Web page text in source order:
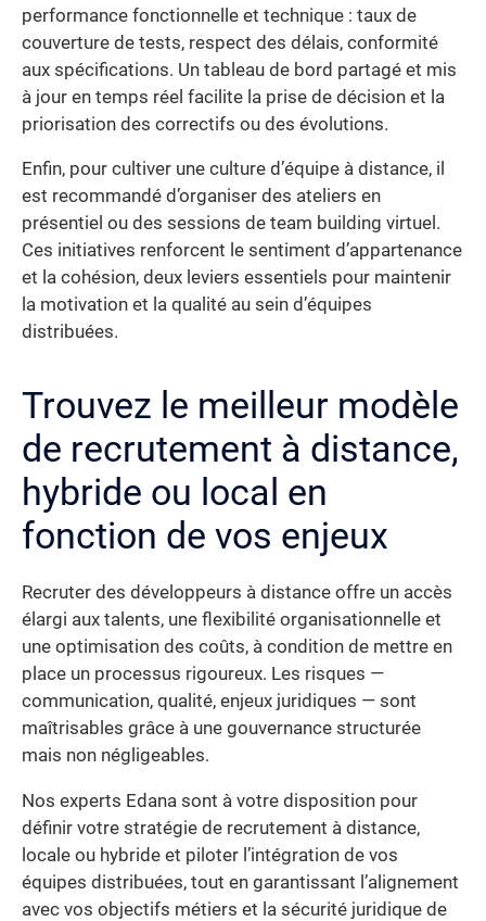
performance fonctionnelle et technique : taux de
couverture de tests, respect des délais, conformité
aux spécifications. Un tableau de bord partagé et mis
à jour en temps réel facilite la prise de décision et la
priorisation des correctifs ou des évolutions.
Enfin, pour cultiver une culture d’équipe à distance, il
est recommandé d’organiser des ateliers en
présentiel ou des sessions de team building virtuel.
Ces initiatives renforcent le sentiment d’appartenance
et la cohésion, deux leviers essentiels pour maintenir
la motivation et la qualité au sein d’équipes
distribuées.
Trouvez le meilleur modèle
de recrutement à distance,
hybride ou local en
fonction de vos enjeux
Recruter des développeurs à distance offre un accès
élargi aux talents, une flexibilité organisationnelle et
une optimisation des coûts, à condition de mettre en
place un processus rigoureux. Les risques —
communication, qualité, enjeux juridiques — sont
maîtrisables grâce à une gouvernance structurée
mais non négligeables.
Nos experts Edana sont à votre disposition pour
définir votre stratégie de recrutement à distance,
locale ou hybride et piloter l’intégration de vos
équipes distribuées, tout en garantissant l’alignement
avec vos objectifs métiers et la sécurité juridique de